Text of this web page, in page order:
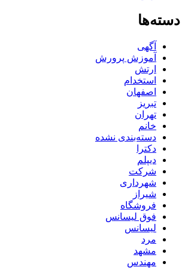
دسته‌ها
آگهی
آموزش پرورش
ارتش
استخدام
اصفهان
تبریز
تهران
خانم
دسته‌بندی نشده
دکترا
دیپلم
شرکت
شهرداری
شیراز
فروشگاه
فوق لیسانس
لیسانس
مرد
مشهد
مهندس